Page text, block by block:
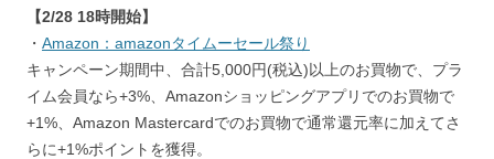
【2/28 18時開始】
・ Amazon：amazonタイムーセール祭り
キャンペーン期間中、合計5,000円(税込)以上のお買物で、プラ
イム会員なら+3%、Amazonショッピングアプリでのお買物で
+1%、Amazon Mastercardでのお買物で通常還元率に加えてさ
らに+1%ポイントを獲得。